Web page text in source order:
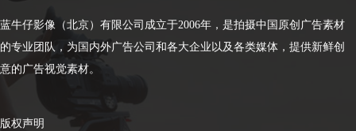
蓝牛仔影像（北京）有限公司成立于2006年，是拍摄中国原创广告素材
的专业团队，为国内外广告公司和各大企业以及各类媒体，提供新鲜创
意的广告视觉素材。
版权声明